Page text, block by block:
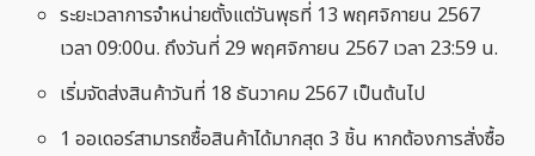
ระยะเวลาการจำหน่ายตั้งแต่วันพุธที่ 13 พฤศจิกายน 2567
เวลา 09:00น. ถึงวันที่ 29 พฤศจิกายน 2567 เวลา 23:59 น.
เริ่มจัดส่งสินค้าวันที่ 18 ธันวาคม 2567 เป็นต้นไป
1 ออเดอร์สามารถซื้อสินค้าได้มากสุด 3 ชิ้น หากต้องการสั่งซื้อ